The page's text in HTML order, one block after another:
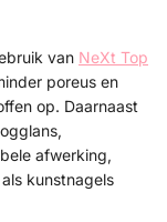
van NeXt Top
poreus en
op. Daarnaast
afwerking,
kunstnagels